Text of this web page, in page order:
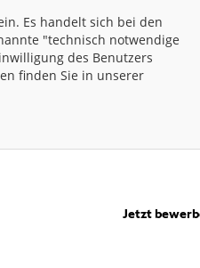
Es handelt sich bei den
"technisch notwendige
des Benutzers
finden Sie in unserer
Jetzt